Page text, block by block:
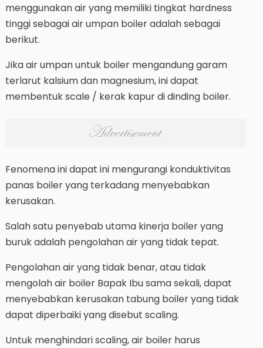
menggunakan air yang memiliki tingkat hardness
tinggi sebagai air umpan boiler adalah sebagai
berikut.
Jika air umpan untuk boiler mengandung garam
terlarut kalsium dan magnesium, ini dapat
membentuk scale / kerak kapur di dinding boiler.
Fenomena ini dapat ini mengurangi konduktivitas
panas boiler yang terkadang menyebabkan
kerusakan.
Salah satu penyebab utama kinerja boiler yang
buruk adalah pengolahan air yang tidak tepat.
Pengolahan air yang tidak benar, atau tidak
mengolah air boiler Bapak Ibu sama sekali, dapat
menyebabkan kerusakan tabung boiler yang tidak
dapat diperbaiki yang disebut scaling.
Untuk menghindari scaling, air boiler harus